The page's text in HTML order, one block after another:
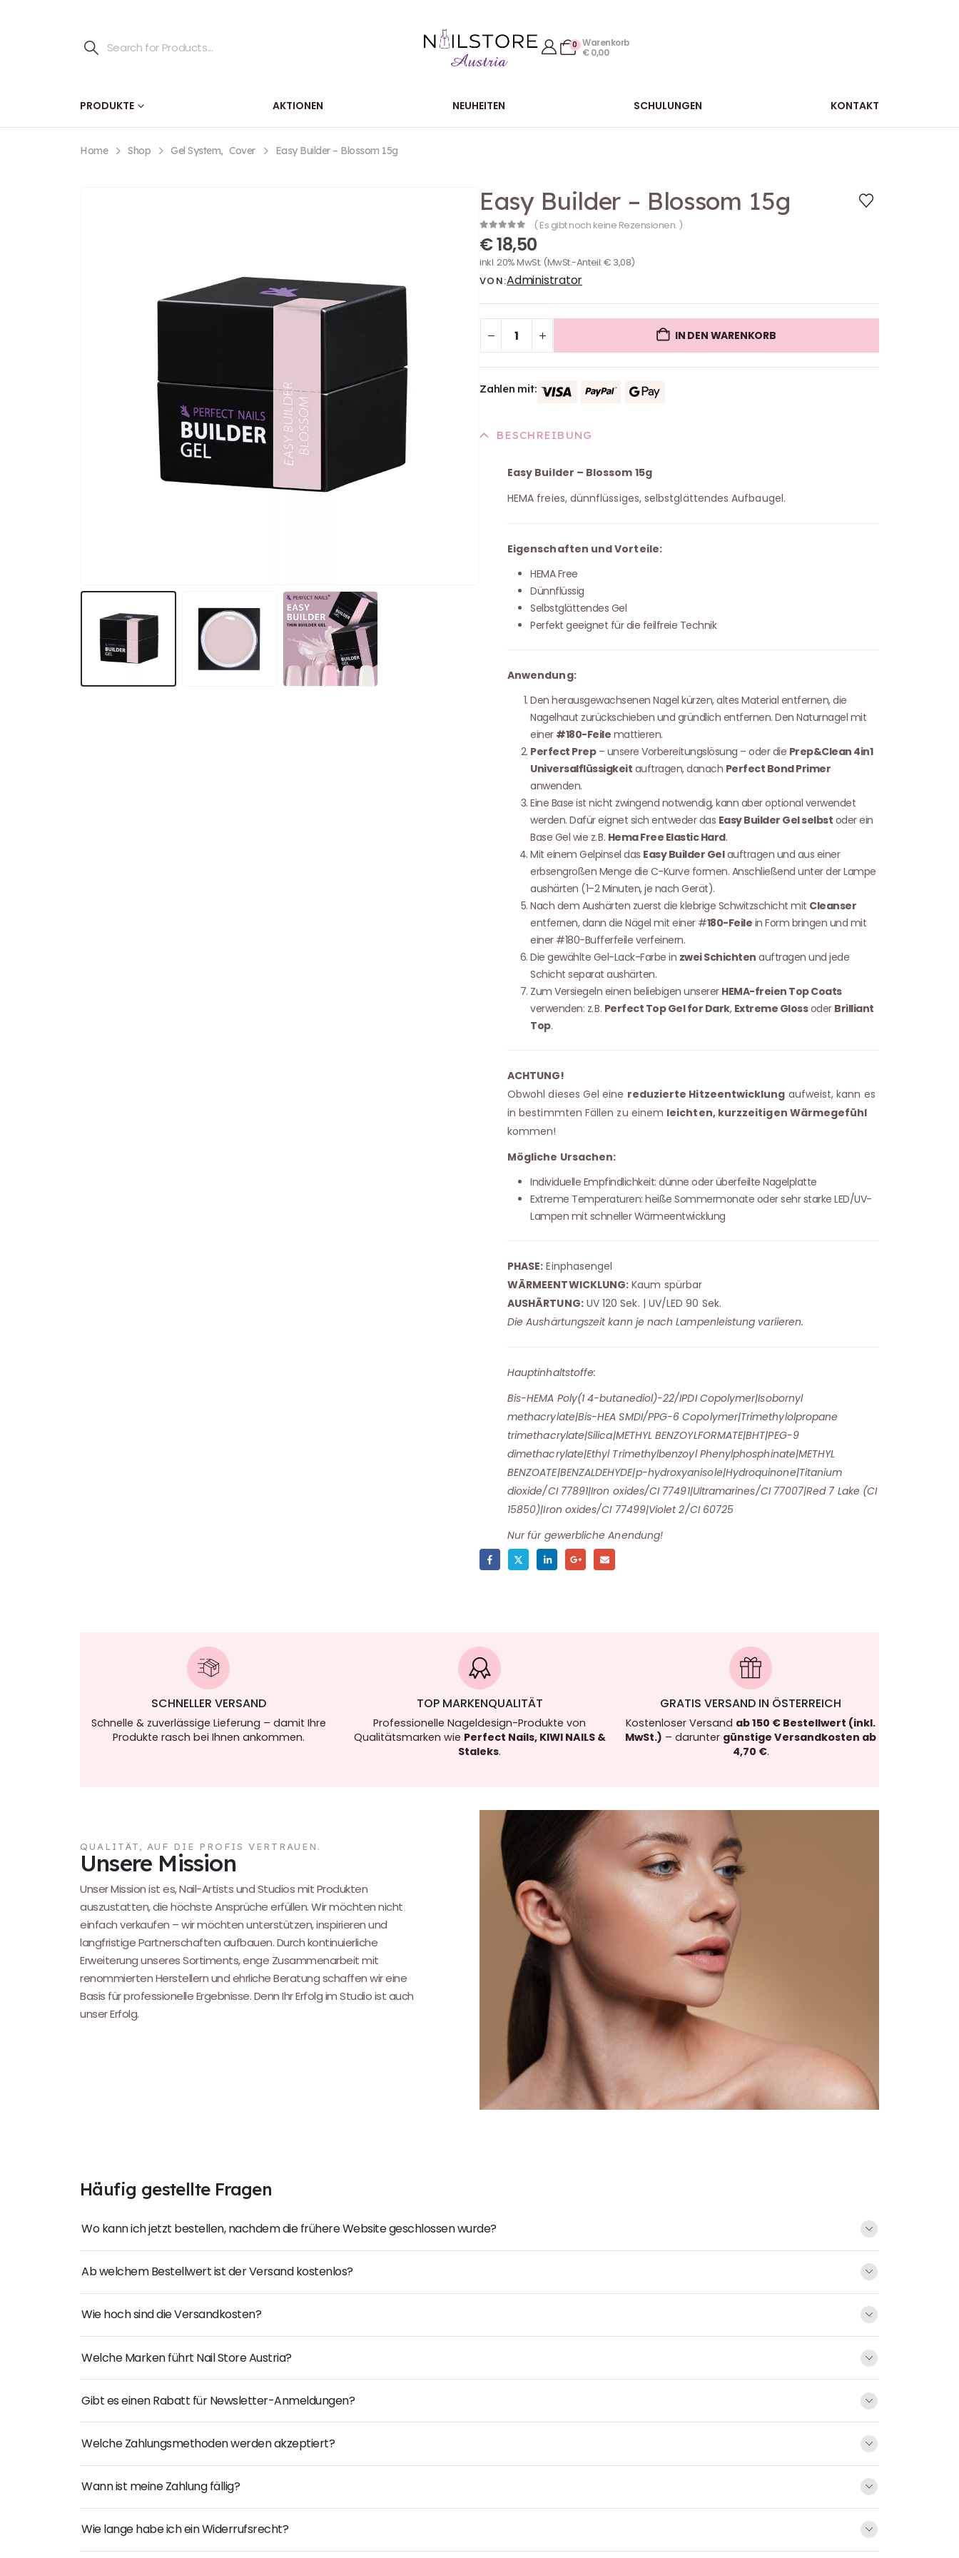
0 Warenkorb
€0,00
PRODUKTE AKTIONEN NEUHEITEN SCHULUNGEN KONTAKT
Home Shop Gel System, Cover Easy Builder – Blossom 15g
Easy Builder – Blossom 15g
out of 5
( Es gibt noch keine Rezensionen. )
€18,50
inkl. 20% MwSt. (MwSt.-Anteil:€ 3,08)
VON:Administrator
IN DEN WARENKORB
Zahlen mit:
BESCHREIBUNG
Easy Builder – Blossom 15g
HEMA freies, dünnflüssiges, selbstglättendes Aufbaugel.
Eigenschaften und Vorteile:
HEMA Free
Dünnflüssig
Selbstglättendes Gel
Perfekt geeignet für die feilfreie Technik
Anwendung:
Den herausgewachsenen Nagel kürzen, altes Material entfernen, die
Nagelhaut zurückschieben und gründlich entfernen. Den Naturnagel mit
einer #180-Feile mattieren.
Perfect Prep– unsere Vorbereitungslösung – oder die Prep&Clean 4in1
Universalflüssigkeit auftragen, danach Perfect Bond Primer
anwenden.
Eine Base ist nicht zwingend notwendig, kann aber optional verwendet
werden. Dafür eignet sich entweder das Easy Builder Gel selbst oder ein
Base Gel wie z. B. Hema Free Elastic Hard.
Mit einem Gelpinsel das Easy Builder Gelauftragen und aus einer
erbsengroßen Menge die C-Kurve formen. Anschließend unter der Lampe
aushärten (1–2 Minuten, je nach Gerät).
Nach dem Aushärten zuerst die klebrige Schwitzschicht mit Cleanser
entfernen, dann die Nägel mit einer #180-Feile in Form bringen und mit
einer #180-Bufferfeile verfeinern.
Die gewählte Gel-Lack-Farbe in zwei Schichten auftragen und jede
Schicht separat aushärten.
Zum Versiegeln einen beliebigen unserer HEMA-freien Top Coats
verwenden: z. B. Perfect Top Gel for Dark, Extreme Glossoder Brilliant
Top.
ACHTUNG!
Obwohl dieses Gel eine reduzierte Hitzeentwicklung aufweist, kann es
in bestimmten Fällen zu einem leichten, kurzzeitigen Wärmegefühl
kommen!
Mögliche Ursachen:
Individuelle Empfindlichkeit: dünne oder überfeilte Nagelplatte
Extreme Temperaturen: heiße Sommermonate oder sehr starke LED/UV-
Lampen mit schneller Wärmeentwicklung
PHASE: Einphasengel
WÄRMEENTWICKLUNG: Kaum spürbar
AUSHÄRTUNG:UV 120 Sek. | UV/LED 90 Sek.
Die Aushärtungszeit kann je nach Lampenleistung variieren.
Hauptinhaltstoffe:
Bis-HEMA Poly(1 4-butanediol)-22/IPDI Copolymer|Isobornyl
methacrylate|Bis-HEA SMDI/PPG-6 Copolymer|Trimethylolpropane
trimethacrylate|Silica|METHYL BENZOYLFORMATE|BHT|PEG-9
dimethacrylate|Ethyl Trimethylbenzoyl Phenylphosphinate|METHYL
BENZOATE|BENZALDEHYDE|p-hydroxyanisole|Hydroquinone|Titanium
dioxide/CI 77891|Iron oxides/CI 77491|Ultramarines/CI 77007|Red 7 Lake (CI
15850)|Iron oxides/CI 77499|Violet 2/CI 60725
Nur für gewerbliche Anendung!
SCHNELLER VERSAND
Schnelle & zuverlässige Lieferung – damit Ihre
Produkte rasch bei Ihnen ankommen.
TOP MARKENQUALITÄT
Professionelle Nageldesign-Produkte von
Qualitätsmarken wie Perfect Nails, KIWI NAILS &
Staleks.
GRATIS VERSAND IN ÖSTERREICH
Kostenloser Versand ab 150 € Bestellwert (inkl.
MwSt.) – darunter günstige Versandkosten ab
4,70 €.
QUALITÄT, AUF DIE PROFIS VERTRAUEN.
Unsere Mission
Unser Mission ist es, Nail-Artists und Studios mit Produkten
auszustatten, die höchste Ansprüche erfüllen. Wir möchten nicht
einfach verkaufen – wir möchten unterstützen, inspirieren und
langfristige Partnerschaften aufbauen. Durch kontinuierliche
Erweiterung unseres Sortiments, enge Zusammenarbeit mit
renommierten Herstellern und ehrliche Beratung schaffen wir eine
Basis für professionelle Ergebnisse. Denn Ihr Erfolg im Studio ist auch
unser Erfolg.
Häufig gestellte Fragen
Wo kann ich jetzt bestellen, nachdem die frühere Website geschlossen wurde?
Ab welchem Bestellwert ist der Versand kostenlos?
Wie hoch sind die Versandkosten?
Welche Marken führt Nail Store Austria?
Gibt es einen Rabatt für Newsletter-Anmeldungen?
Welche Zahlungsmethoden werden akzeptiert?
Wann ist meine Zahlung fällig?
Wie lange habe ich ein Widerrufsrecht?